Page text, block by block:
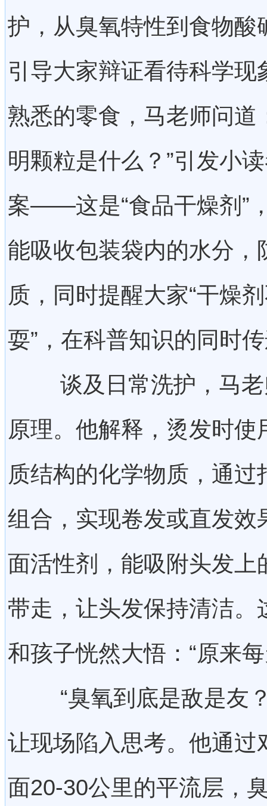
护，从臭氧特性到食物
引导大家辩证看待科学
熟悉的零食，马老师问道
明颗粒是什么？”引发小
案——这是“食品干燥剂”
能吸收包装袋内的水分
质，同时提醒大家“干燥
耍”，在科普知识的同时
谈及日常洗护，马老
原理。他解释，烫发时
质结构的化学物质，通
组合，实现卷发或直发
面活性剂，能吸附头发
带走，让头发保持清洁
和孩子恍然大悟：“原来
“臭氧到底是敌是友？
让现场陷入思考。他通
面20-30公里的平流层，